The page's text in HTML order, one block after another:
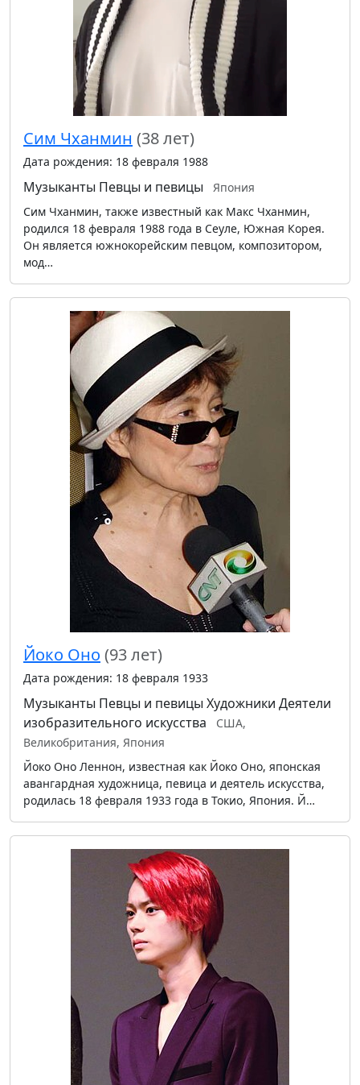
Сим Чханмин (38 лет)
Дата рождения: 18 февраля 1988
Музыканты Певцы и певицы
Япония
Сим Чханмин, также известный как Макс Чханмин,
родился 18 февраля 1988 года в Сеуле, Южная Корея.
Он является южнокорейским певцом, композитором,
мод…
Йоко Оно (93 лет)
Дата рождения: 18 февраля 1933
Музыканты Певцы и певицы Художники Деятели
изобразительного искусства
США,
Великобритания, Япония
Йоко Оно Леннон, известная как Йоко Оно, японская
авангардная художница, певица и деятель искусства,
родилась 18 февраля 1933 года в Токио, Япония. Й…